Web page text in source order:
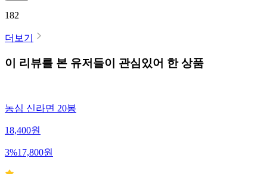
182
더보기
이 리뷰를 본 유저들이 관심있어 한 상품
농심 신라면 20봉
18,400원
3%17,800원